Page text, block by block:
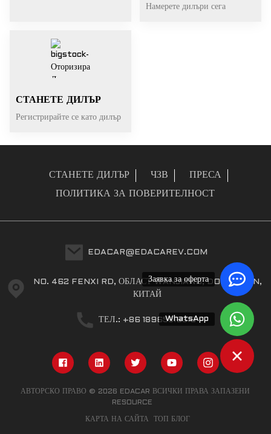
Заявка за оферта
WhatsApp
Намерете дилъри сега
СТАНЕТЕ ДИЛЪР
Регистрирайте се като дилър
СТАНЕТЕ ДИЛЪР ЧЗВ ПРЕСА
ПОЛИТИКА ЗА ПОВЕРИТЕЛНОСТ
EDACAR@EDACAREV.COM
NO. 462 FENXI RD, ОБЛАСТ WANJIANG, DONGGUAN,
КИТАЙ
ТЕЛ.: +86 18965816319
АВТОРСКО ПРАВО © 2026 EDACAR ВСИЧКИ ПРАВА ЗАПАЗЕНИ
RESOURCE
КАРТА НА САЙТА ТОП БЛОГ